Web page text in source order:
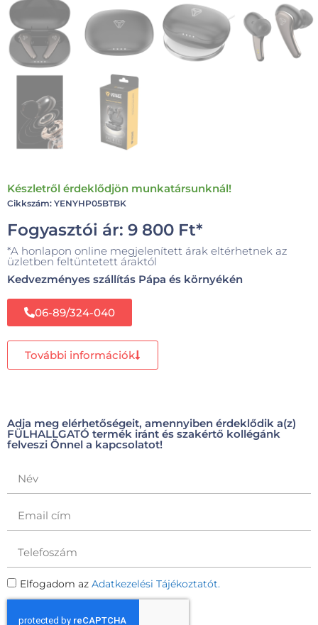
Készletről érdeklődjön munkatársunknál!
Cikkszám: YENYHP05BTBK
Fogyasztói ár: 9 800 Ft*
*A honlapon online megjelenített árak eltérhetnek az
üzletben feltüntetett áraktól
Kedvezményes szállítás Pápa és környékén
06-89/324-040
További információk
Adja meg elérhetőségeit, amennyiben érdeklődik a(z)
FÜLHALLGATÓ termék iránt és szakértő kollégánk
felveszi Önnel a kapcsolatot!
Elfogadom az Adatkezelési Tájékoztatót.